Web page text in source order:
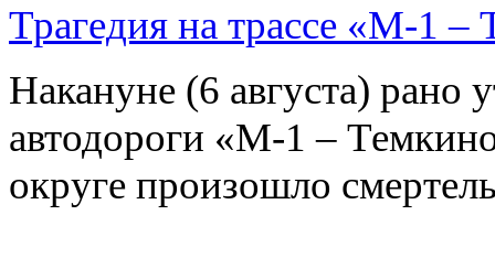
Трагедия на трассе «М-1 –
Накануне (6 августа) рано
автодороги «М-1 –
округе произошло